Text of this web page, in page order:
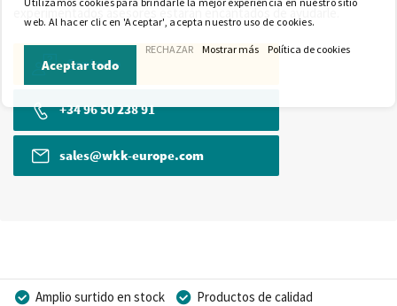
experimentados asesores estarán encantados de ayudarle.
Contacto
+34 96 50 238 91
sales@wkk-europe.com
Amplio surtido en stock
Productos de calidad
web. Al hacer clic en 'Aceptar', acepta nuestro uso de cookies.
Aceptar todo
RECHAZAR Mostrar más Política de cookies